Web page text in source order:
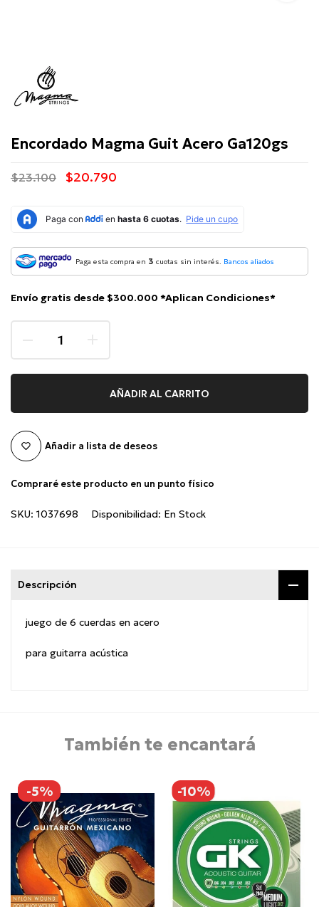
Encordado Magma Guit Acero Ga120gs
$23.100 $20.790
Paga esta compra en 3 cuotas sin interés. Bancos aliados
Envío gratis desde $300.000 *Aplican Condiciones*
AÑADIR AL CARRITO
Añadir a lista de deseos
Compraré este producto en un punto físico
SKU: 1037698 Disponibilidad: En Stock
Descripción
juego de 6 cuerdas en acero
para guitarra acústica
También te encantará
-5% -10%